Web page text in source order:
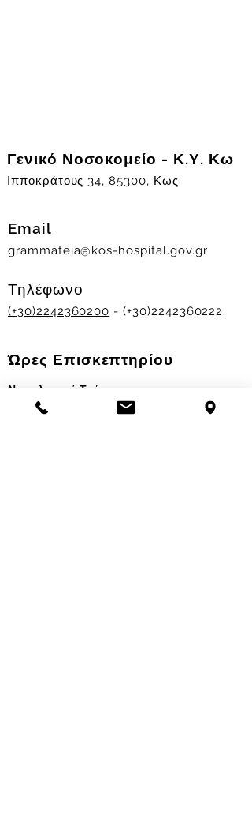
Γενικό Νοσοκομείο - Κ.Υ. Κω
Ιπποκράτους 34, 85300, Κως
Email
grammateia@kos-hospital.gov.gr
Τηλέφωνο
(+30)2242360200 - (+30)2242360222
Ώρες Επισκεπτηρίου
Νοσηλευτικά Τμήματα
Χειμερινό ωράριο: 11.00-13.00
17.30-19.30